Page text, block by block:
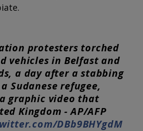
protesters torched
vehicles in Belfast and
a day after a stabbing
Sudanese refugee,
graphic video that
Kingdom - AP/AFP
DBb9BHYgdM